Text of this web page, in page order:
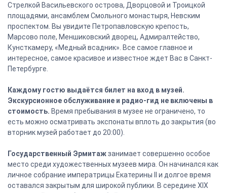
Стрелкой Васильевского острова, Дворцовой и Троицкой
площадями, ансамблем Смольного монастыря, Невским
проспектом. Вы увидите Петропавловскую крепость,
Марсово поле, Меншиковский дворец, Адмиралтейство,
Кунсткамеру, «Медный всадник». Все самое главное и
интересное, самое красивое и известное ждет Вас в Санкт-
Петербурге.
Каждому гостю выдаётся билет на вход в музей.
Экскурсионное обслуживание и радио-гид не включены в
стоимость. Время пребывания в музее не ограничено, то
есть можно осматривать экспонаты вплоть до закрытия (во
вторник музей работает до 20:00).
Государственный Эрмитажзанимает совершенно особое
место среди художественных музеев мира. Он начинался как
личное собрание императрицы Екатерины II и долгое время
оставался закрытым для широкой публики. В середине XIX